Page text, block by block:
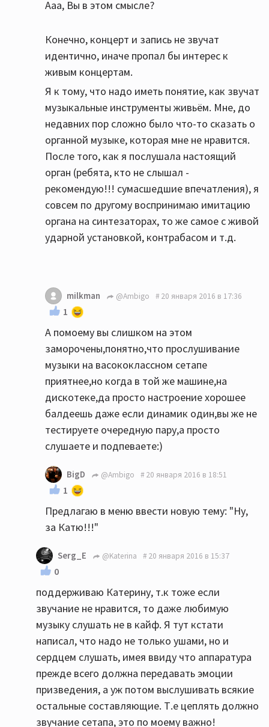
Ааа, Вы в этом смысле?
Конечно, концерт и запись не звучат
идентично, иначе пропал бы интерес к
живым концертам.
Я к тому, что надо иметь понятие, как звучат
музыкальные инструменты живьём. Мне, до
недавних пор сложно было что-то сказать о
органной музыке, которая мне не нравится.
После того, как я послушала настоящий
орган (ребята, кто не слышал -
рекомендую!!! сумасшедшие впечатления), я
совсем по другому воспринимаю имитацию
органа на синтезаторах, то же самое с живой
ударной установкой, контрабасом и т.д.
milkman @Ambigo 20 января 2016 в 17:36
1
А помоему вы слишком на этом
заморочены,понятно,что прослушивание
музыки на васококлассном сетапе
приятнее,но когда в той же машине,на
дискотеке,да просто настроение хорошее
балдеешь даже если динамик один,вы же не
тестируете очередную пару,а просто
слушаете и подпеваете:)
BigD @Ambigo 20 января 2016 в 18:51
1
Предлагаю в меню ввести новую тему: "Ну,
за Катю!!!"
Serg_E @Katerina 20 января 2016 в 15:37
0
поддерживаю Катерину, т.к тоже если
звучание не нравится, то даже любимую
музыку слушать не в кайф. Я тут кстати
написал, что надо не только ушами, но и
сердцем слушать, имея ввиду что аппаратура
прежде всего должна передавать эмоции
призведения, а уж потом выслушивать всякие
остальные составляющие. Т.е цеплять должно
звучание сетапа, это по моему важно!